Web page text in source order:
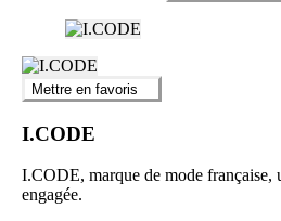
Mettre en favoris
I.CODE
I.CODE, marque de mode française,
engagée.